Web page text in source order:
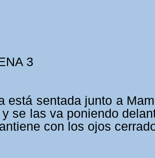
3
está sentada junto a
se las va poniendo
con los ojos